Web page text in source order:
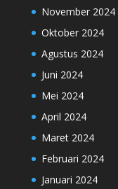
November 2024
Oktober 2024
Agustus 2024
Juni 2024
Mei 2024
April 2024
Maret 2024
Februari 2024
Januari 2024